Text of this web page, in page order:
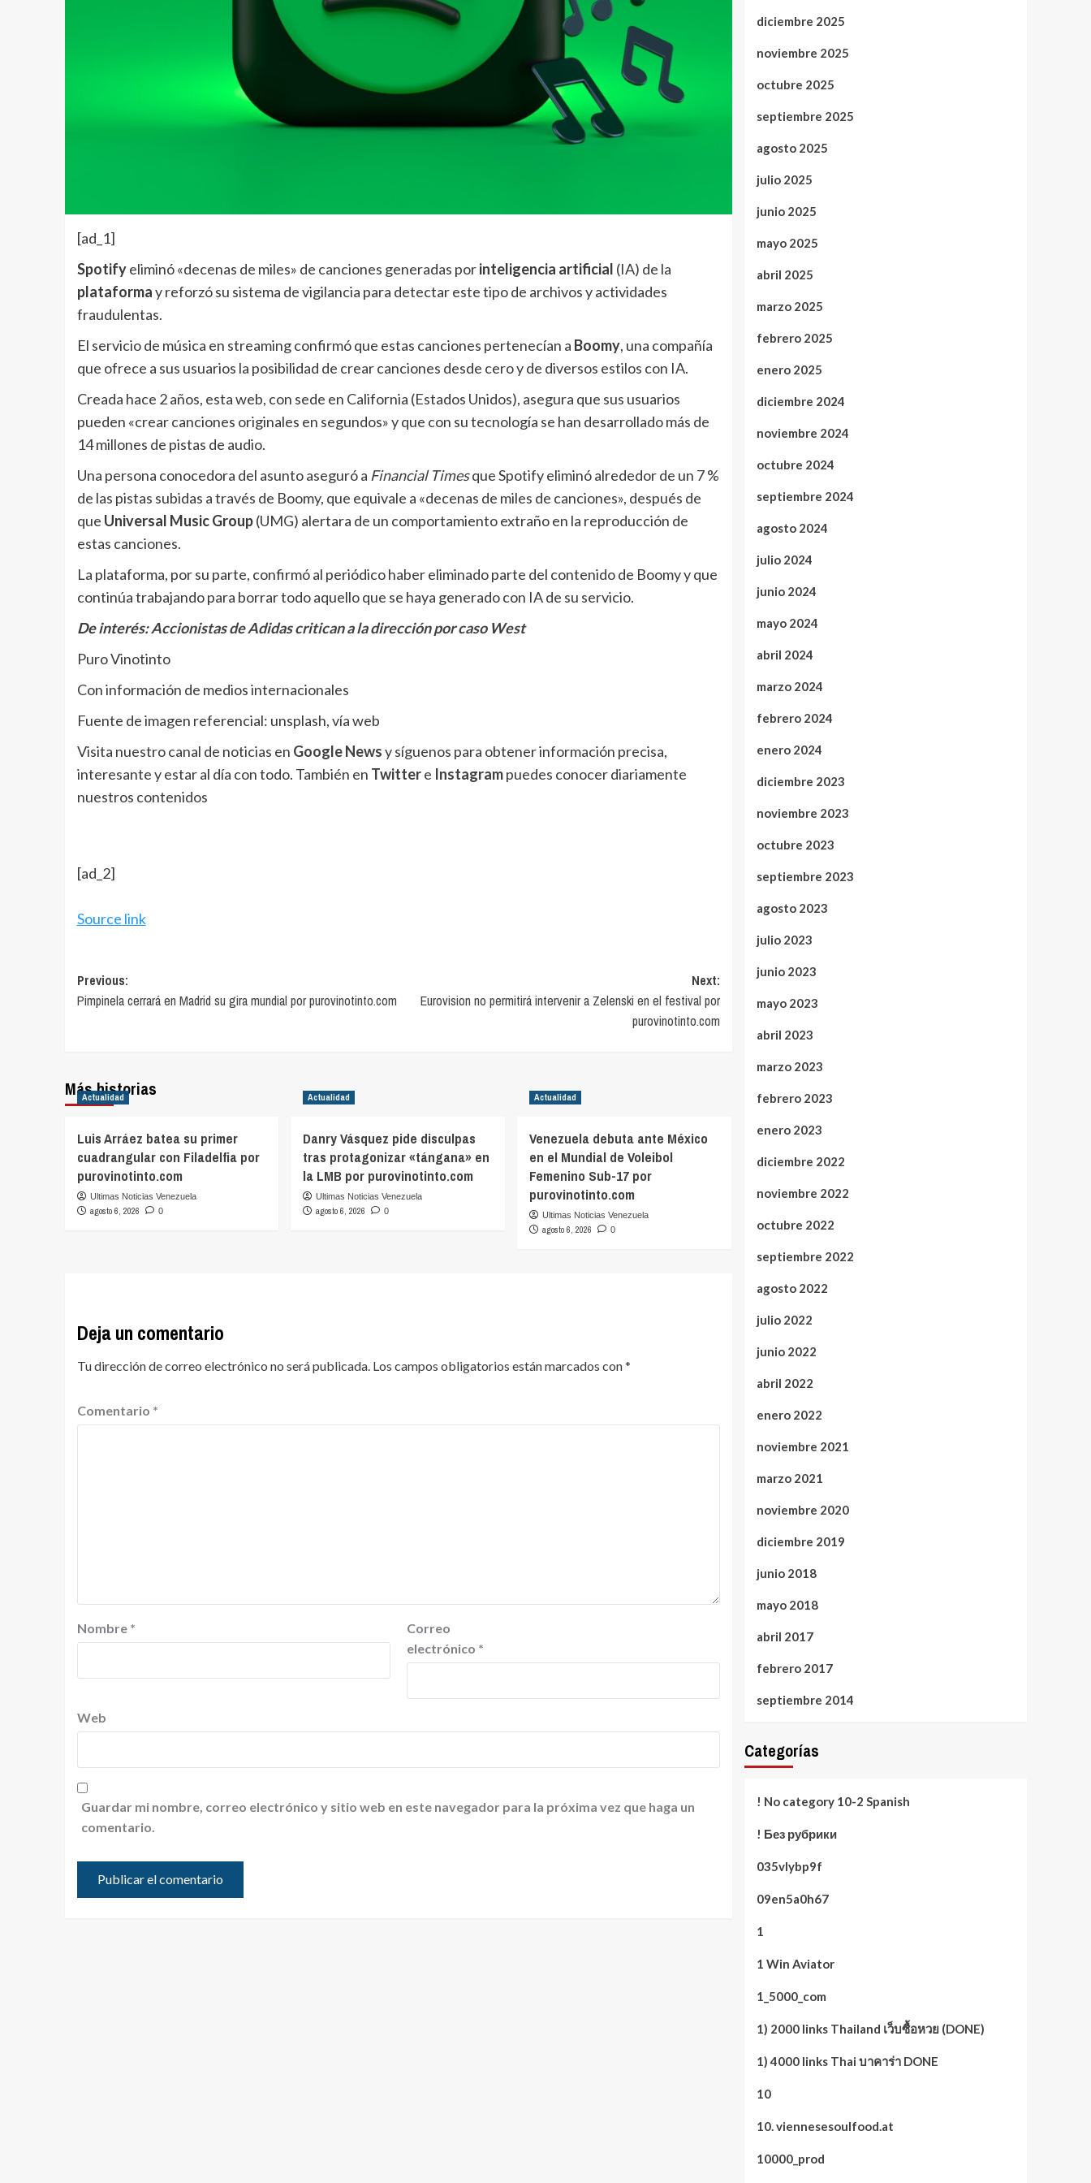
[ad_1]
Spotifyeliminó «decenas de miles» de canciones generadas porinteligencia artificial (IA) de la
plataformay reforzó su sistema de vigilancia para detectar este tipo de archivos y actividades
fraudulentas.
El servicio de música en streaming confirmó que estas canciones pertenecían a Boomy, una compañía
que ofrece a sus usuarios la posibilidad de crear canciones desde cero y de diversos estilos con IA.
Creada hace 2 años, esta web, con sede en California (Estados Unidos), asegura que sus usuarios
pueden «crear canciones originales en segundos» y que con su tecnología se han desarrollado más de
14 millones de pistas de audio.
Una persona conocedora del asunto aseguró a Financial Timesque Spotify eliminó alrededor de un 7 %
de las pistas subidas a través de Boomy, que equivale a «decenas de miles de canciones», después de
que Universal Music Group(UMG) alertara de un comportamiento extraño en la reproducción de
estas canciones.
La plataforma, por su parte, confirmó al periódico haber eliminado parte del contenido de Boomy y que
continúa trabajando para borrar todo aquello que se haya generado con IA de su servicio.
De interés:Accionistas de Adidas critican a la dirección por caso West
Puro Vinotinto
Con información de medios internacionales
Fuente de imagen referencial: unsplash, vía web
Visita nuestro canal de noticias en Google Newsy síguenos para obtener información precisa,
interesante y estar al día con todo. También en Twittere Instagrampuedes conocer diariamente
nuestros contenidos
[ad_2]
Source link
Post
navigation
Previous:
Pimpinela cerrará en Madrid su gira mundial por purovinotinto.com
Next:
Eurovision no permitirá intervenir a Zelenski en el festival por
purovinotinto.com
Más historias
Actualidad
Luis Arráez batea su primer
cuadrangular con Filadelfia por
purovinotinto.com
Ultimas Noticias Venezuela
agosto 6, 2026 0
Actualidad
Danry Vásquez pide disculpas
tras protagonizar «tángana» en
la LMB por purovinotinto.com
Ultimas Noticias Venezuela
agosto 6, 2026 0
Actualidad
Venezuela debuta ante México
en el Mundial de Voleibol
Femenino Sub-17 por
purovinotinto.com
Ultimas Noticias Venezuela
agosto 6, 2026 0
Deja un comentario
Tu dirección de correo electrónico no será publicada. Los campos obligatorios están marcados con*
Comentario *
Nombre *
Correo
electrónico *
Web
Guardar mi nombre, correo electrónico y sitio web en este navegador para la próxima vez que haga un
comentario.
diciembre 2025
noviembre 2025
octubre 2025
septiembre 2025
agosto 2025
julio 2025
junio 2025
mayo 2025
abril 2025
marzo 2025
febrero 2025
enero 2025
diciembre 2024
noviembre 2024
octubre 2024
septiembre 2024
agosto 2024
julio 2024
junio 2024
mayo 2024
abril 2024
marzo 2024
febrero 2024
enero 2024
diciembre 2023
noviembre 2023
octubre 2023
septiembre 2023
agosto 2023
julio 2023
junio 2023
mayo 2023
abril 2023
marzo 2023
febrero 2023
enero 2023
diciembre 2022
noviembre 2022
octubre 2022
septiembre 2022
agosto 2022
julio 2022
junio 2022
abril 2022
enero 2022
noviembre 2021
marzo 2021
noviembre 2020
diciembre 2019
junio 2018
mayo 2018
abril 2017
febrero 2017
septiembre 2014
Categorías
! No category 10-2 Spanish
! Без рубрики
035vlybp9f
09en5a0h67
1
1 Win Aviator
1_5000_com
1) 2000 links Thailand เว็บซื้อหวย (DONE)
1) 4000 links Thai บาคาร่า DONE
10
10. viennesesoulfood.at
10000_prod